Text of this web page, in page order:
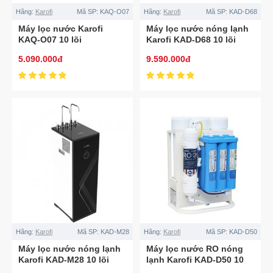
Hãng: Karofi Mã SP: KAQ-O07
Máy lọc nước Karofi
KAQ-O07 10 lõi
5.090.000đ
Hãng: Karofi Mã SP: KAD-D68
Máy lọc nước nóng lạnh
Karofi KAD-D68 10 lõi
9.590.000đ
Hãng: Karofi Mã SP: KAD-M28
Máy lọc nước nóng lạnh
Karofi KAD-M28 10 lõi
Hãng: Karofi Mã SP: KAD-D50
Máy lọc nước RO nóng
lạnh Karofi KAD-D50 10